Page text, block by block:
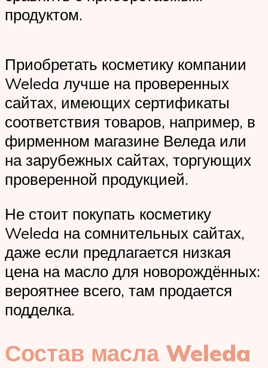
продуктом.
Приобретать косметику компании
Weleda лучше на проверенных
сайтах, имеющих сертификаты
соответствия товаров, например, в
фирменном магазине Веледа или
на зарубежных сайтах, торгующих
проверенной продукцией.
Не стоит покупать косметику
Weleda на сомнительных сайтах,
даже если предлагается низкая
цена на масло для новорождённых:
вероятнее всего, там продается
подделка.
Состав масла Weleda